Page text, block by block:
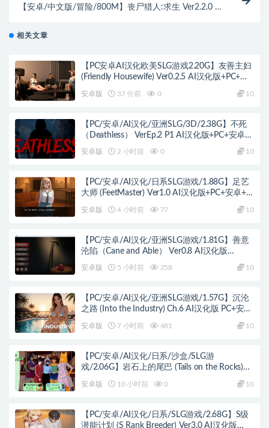
【安卓/中文版/冒险/800M】丧尸猎人:求生 Ver2.2.0 安
相关文章
【PC安卓AI汉化欧美SLG游戏2.20G】友善主妇
(Friendly Housewife) Ver0.2.5 AI汉化版+PC+安
安卓版 37 分前 0 10
【PC/安卓/AI汉化/亚洲SLG/3D/2.38G】不死
（Deathless） VerEp.2 P1 AI汉化版+PC+安卓
安卓版 2 小时前 0 10
【PC/安卓/AI汉化/日系SLG游戏/1.88G】足艺
大师 (FeetMaster) Ver1.0 AI汉化版+PC+安卓+日
安卓版 4 小时前 77 10
【PC/安卓/AI汉化/亚洲SLG游戏/1.81G】善意
沦陷（Cane and Able） Ver0.8 AI汉化版
+PC+安卓+亚洲SLG游戏+1.81G
安卓版 5 小时前 258 10
【PC/安卓/AI汉化/亚洲SLG游戏/1.57G】沉沦
之路 (Into the Industry) Ch.6 AI汉化版 PC+安卓
安卓版 7 小时前 481 10
【PC/安卓/AI汉化/日系/沙盒/SLG游
戏/2.06G】岩石上的尾巴 (Tails on the Rocks)
Ver1.2 AI汉化版 PC+安卓+日系沙盒SLG+2.06G
安卓版 10 小时前 0 10
【PC/安卓/AI汉化/日系/SLG游戏/2.68G】S级
潜能计划 (S Rank Breeder) Ver3.0 AI汉化版